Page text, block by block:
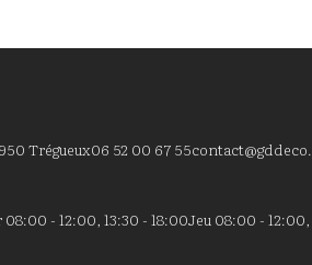
Trégueux06 52 00 67 55
- 12:00, 13:30 - 18:00Jeu 08:00 - 12:00,